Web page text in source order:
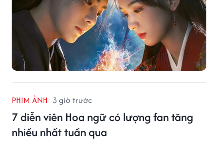
PHIM ẢNH 3 giờ trước
7 diễn viên Hoa ngữ có lượng fan tăng
nhiều nhất tuần qua